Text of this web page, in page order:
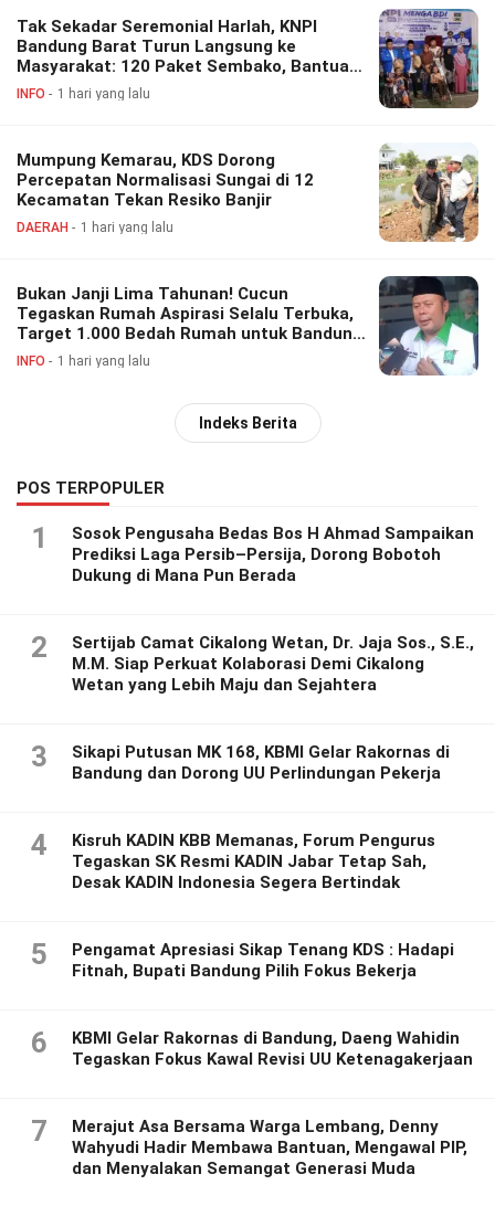
Tak Sekadar Seremonial Harlah, KNPI
Bandung Barat Turun Langsung ke
Masyarakat: 120 Paket Sembako, Bantuan
Disabilitas hingga Layanan Kesehatan
INFO 1 hari yang lalu
Mumpung Kemarau, KDS Dorong
Percepatan Normalisasi Sungai di 12
Kecamatan Tekan Resiko Banjir
DAERAH 1 hari yang lalu
Bukan Janji Lima Tahunan! Cucun
Tegaskan Rumah Aspirasi Selalu Terbuka,
Target 1.000 Bedah Rumah untuk Bandung
Barat
INFO 1 hari yang lalu
Indeks Berita
POS TERPOPULER
1
Sosok Pengusaha Bedas Bos H Ahmad Sampaikan
Prediksi Laga Persib–Persija, Dorong Bobotoh
Dukung di Mana Pun Berada
2
Sertijab Camat Cikalong Wetan, Dr. Jaja Sos., S.E.,
M.M. Siap Perkuat Kolaborasi Demi Cikalong
Wetan yang Lebih Maju dan Sejahtera
3
Sikapi Putusan MK 168, KBMI Gelar Rakornas di
Bandung dan Dorong UU Perlindungan Pekerja
4
Kisruh KADIN KBB Memanas, Forum Pengurus
Tegaskan SK Resmi KADIN Jabar Tetap Sah,
Desak KADIN Indonesia Segera Bertindak
5
Pengamat Apresiasi Sikap Tenang KDS : Hadapi
Fitnah, Bupati Bandung Pilih Fokus Bekerja
6
KBMI Gelar Rakornas di Bandung, Daeng Wahidin
Tegaskan Fokus Kawal Revisi UU Ketenagakerjaan
7
Merajut Asa Bersama Warga Lembang, Denny
Wahyudi Hadir Membawa Bantuan, Mengawal PIP,
dan Menyalakan Semangat Generasi Muda